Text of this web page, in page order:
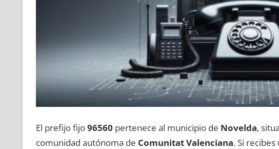
El prefijo fijo96560 pertenece al municipio dе Novelda,
comunidad autónoma dе Comunitat Valenciana. Si